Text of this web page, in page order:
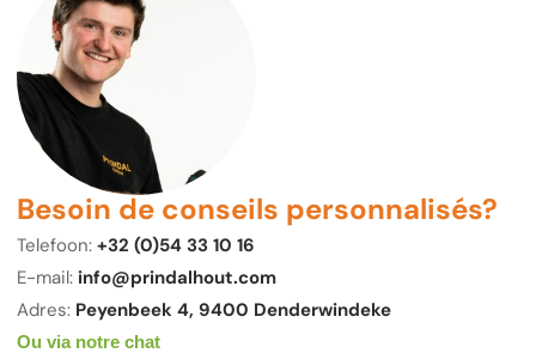
Besoin de conseils personnalisés?
Telefoon: +32 (0)54 33 10 16
E-mail: info@prindalhout.com
Adres: Peyenbeek 4, 9400 Denderwindeke
Ou via notre chat